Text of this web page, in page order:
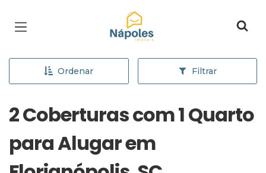
Página inicial
Ordenar Filtrar
2 Coberturas com 1 Quarto
para Alugar em